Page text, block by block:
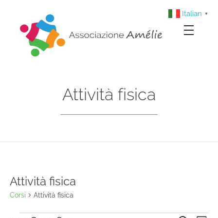
Attività fisica
Attività fisica
Corsi Attività fisica
Italian ▼